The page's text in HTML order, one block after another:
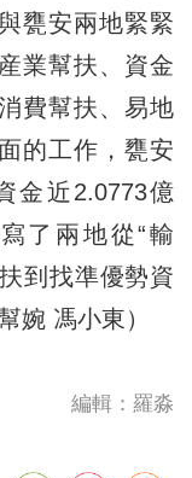
甕安兩地緊緊
業幫扶、資金
費幫扶、易地
的工作，甕安
金近2.0773億
了兩地從“輸
到找準優勢資
婉 馮小東）
編輯：羅淼